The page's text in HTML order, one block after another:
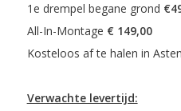
1e drempel begane grond
All-In-Montage €
Kosteloos af te halen in Asten
Verwachte levertijd: